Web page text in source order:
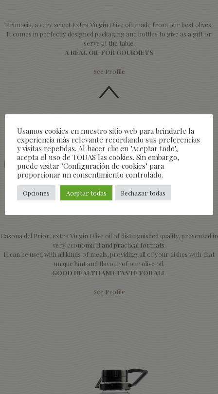
Primacia, a very select Extra Virgin Olive oil, made from our best olives.
It comes in perfectly designed packaging and bottles to give as a gift or
serve at the table.
A REAL OIL FOR GOURMETS
See Profile
Casona del Prior, extra Virgin Olive oil of distinguished quality, presented in
very economical and practical formats.
It can be used with all kinds of meals, providing all of your dishes with that
unique hint and flavour of our olive oil.
GOOD HEALTH AND TASTE FOR ALL
See Profile
Usamos cookies en nuestro sitio web para brindarle la
experiencia más relevante recordando sus preferencias
y visitas repetidas. Al hacer clic en "Aceptar todo",
acepta el uso de TODAS las cookies. Sin embargo,
puede visitar "Configuración de cookies" para
proporcionar un consentimiento controlado.
Opciones Aceptar todas Rechazar todas